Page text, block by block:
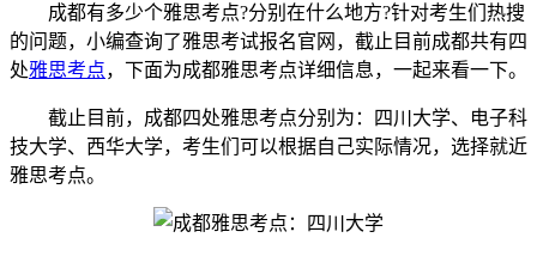
成都有多少个雅思考点?分别在什么地方?针对考生们热搜
的问题，小编查询了雅思考试报名官网，截止目前成都共有四
处雅思考点，下面为成都雅思考点详细信息，一起来看一下。
截止目前，成都四处雅思考点分别为：四川大学、电子科
技大学、西华大学，考生们可以根据自己实际情况，选择就近
雅思考点。